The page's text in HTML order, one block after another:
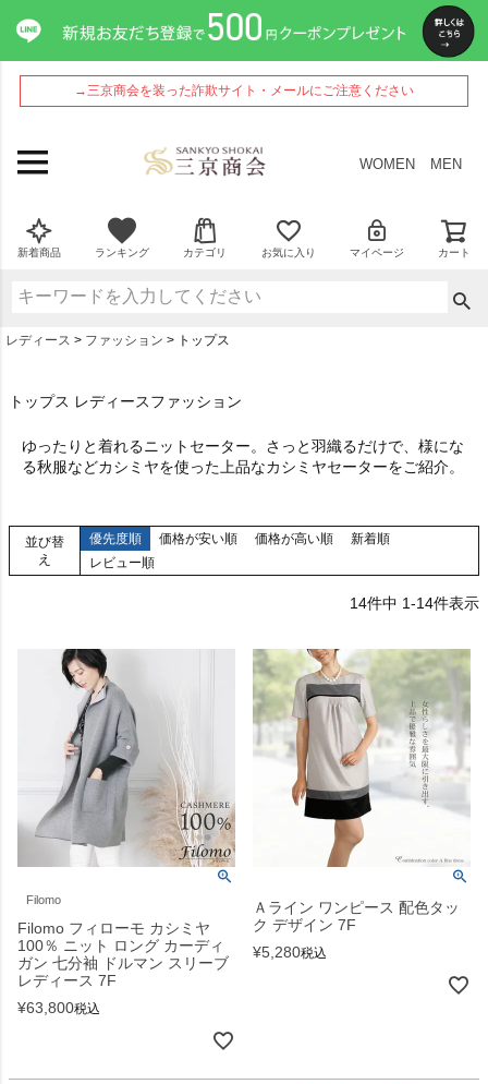
→三京商会を装った詐欺サイト・メールにご注意ください
WOMEN MEN
新着商品 ランキング カテゴリ お気に入り マイページ カート
レディース ファッション トップス
トップス レディースファッション
ゆったりと着れるニットセーター。さっと羽織るだけで、様にな
る秋服などカシミヤを使った上品なカシミヤセーターをご紹介。
並び替
え
優先度順 価格が安い順 価格が高い順
新着順
レビュー順
14件中 1-14件表示
Filomo
Filomo フィローモ カシミヤ
100％ ニット ロング カーディ
ガン 七分袖 ドルマン スリーブ
レディース 7F
¥63,800税込
Ａライン ワンピース 配色タッ
ク デザイン 7F
¥5,280税込